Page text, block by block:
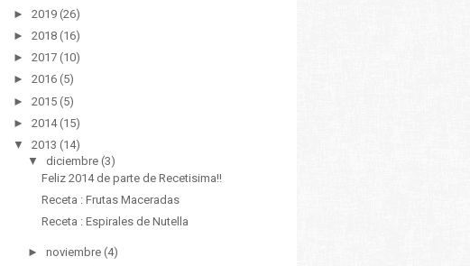
► 2019 (26)
► 2018 (16)
► 2017 (10)
► 2016 (5)
► 2015 (5)
► 2014(15)
▼ 2013 (14)
▼ diciembre (3)
Feliz 2014 de parte de Recetisima!!
Receta : Frutas Maceradas
Receta : Espirales de Nutella
► noviembre (4)